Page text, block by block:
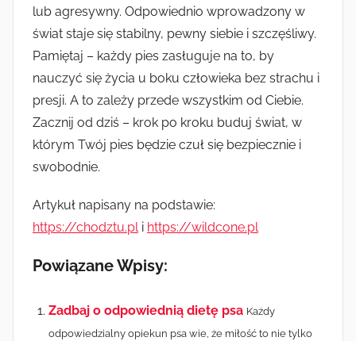
lub agresywny. Odpowiednio wprowadzony w
świat staje się stabilny, pewny siebie i szczęśliwy.
Pamiętaj – każdy pies zasługuje na to, by
nauczyć się życia u boku człowieka bez strachu i
presji. A to zależy przede wszystkim od Ciebie.
Zacznij od dziś – krok po kroku buduj świat, w
którym Twój pies będzie czuł się bezpiecznie i
swobodnie.
Artykuł napisany na podstawie:
https://chodztu.pli https://wildcone.pl
Powiązane Wpisy:
Zadbaj o odpowiednią dietę psa Każdy
odpowiedzialny opiekun psa wie, że miłość to nie tylko